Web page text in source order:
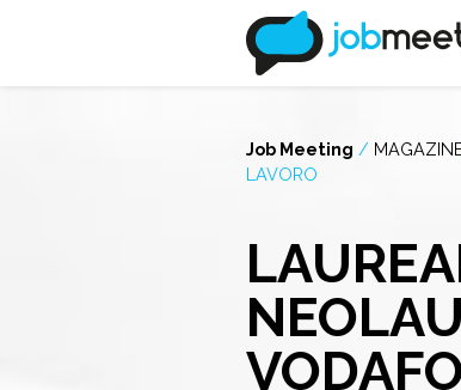
Job Meeting /
LAVORO